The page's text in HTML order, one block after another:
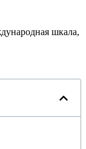
шкала,